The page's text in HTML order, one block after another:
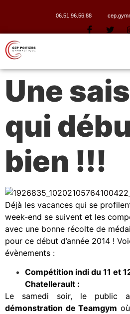
06.51.96.56.88
Une
qui
bien !!!
Déjà les vacances qui se
week-end se suivent et les
avec une bonne récolte de
pour ce début d’année 2014 !
évènements :
Compétition indi du 11 et
Chatellerault :
Le samedi soir, le public
démonstration de Teamgym